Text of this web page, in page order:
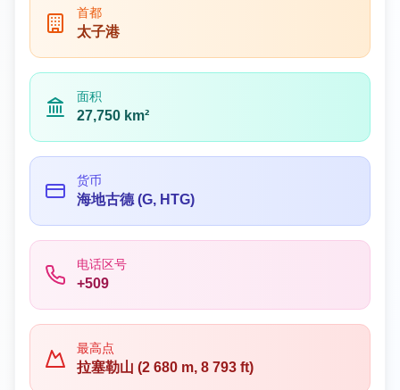
首都
太子港
面积
27,750 km²
货币
海地古德 (G, HTG)
电话区号
+509
最高点
拉塞勒山 (2 680 m, 8 793 ft)